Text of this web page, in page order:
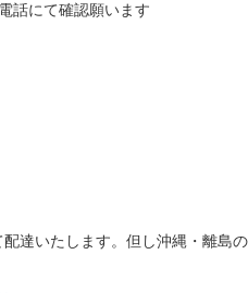
話にて確認願います
達いたします。但し沖縄・離島の